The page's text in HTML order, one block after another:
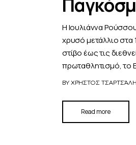
Η Ιουλιάννα
χρυσό μετάλλιο στα
στίβο έως τις
πρωταθλητισμό, το
BY ΧΡΉΣΤΟΣ
Read more